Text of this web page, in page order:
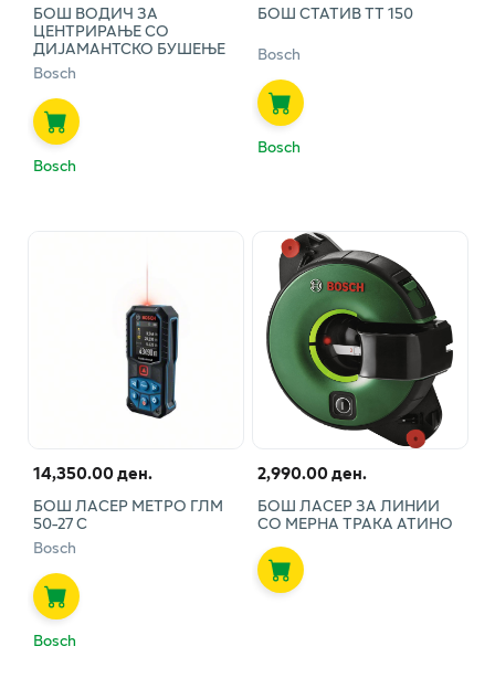
БОШ ВОДИЧ ЗА
ЦЕНТРИРАЊЕ СО
ДИЈАМАНТСКО БУШЕЊЕ
Bosch
Bosch
БОШ СТАТИВ ТТ 150
Bosch
Bosch
14,350.00 ден.
БОШ ЛАСЕР МЕТРО ГЛМ
50-27 С
Bosch
Bosch
2,990.00 ден.
БОШ ЛАСЕР ЗА ЛИНИИ
СО МЕРНА ТРАКА АТИНО